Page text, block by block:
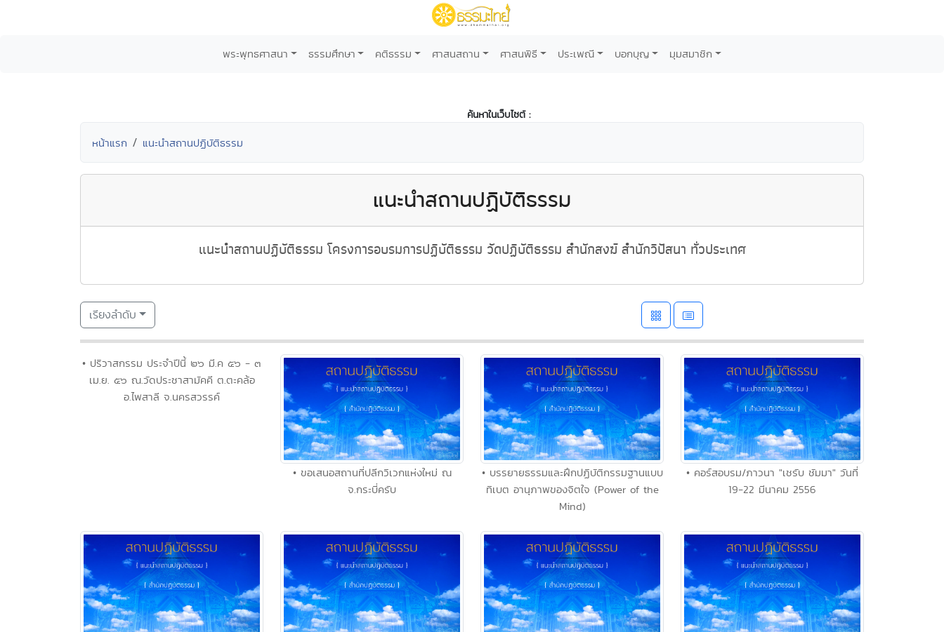
พระพุทธศาสนา ธรรมศึกษา คติธรรม ศาสนสถาน ศาสนพิธี ประเพณี บอกบุญ มุมสมาชิก
ค้นหาในเว็บไซต์ :
หน้าแรก แนะนำสถานปฏิบัติธรรม
แนะนำสถานปฏิบัติธรรม
แนะนำสถานปฏิบัติธรรม โครงการอบรมการปฏิบัติธรรม วัดปฏิบัติธรรม สำนักสงฆ์ สำนักวิปัสนา ทั่วประเทศ
เรียงลำดับ
• ปริวาสกรรม ประจำปีนี้ ๒๖ มี.ค ๕๖ - ๓
เม.ย. ๕๖ ณ.วัดประชาสามัคคี ต.ตะคล้อ
อ.ไพสาลี จ.นครสวรรค์
• ขอเสนอสถานที่ปลีกวิเวกแห่งใหม่ ณ
จ.กระบี่ครับ
• บรรยายธรรมและฝึกปฏิบัติกรรมฐานแบบ
ทิเบต อานุภาพของจิตใจ (Power of the
Mind)
• คอร์สอบรม/ภาวนา "เชรับ ชัมมา" วันที่
19-22 มีนาคม 2556